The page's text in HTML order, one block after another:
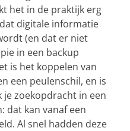
het in de praktijk erg
digitale informatie
(en dat er niet
in een backup
is het koppelen van
een peulenschil, en is
zoekopdracht in een
dat kan vanaf een
Al snel hadden deze